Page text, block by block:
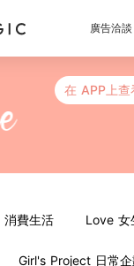
廣告洽談
在 APP上查
費生活 Love 女
Girl's Project 日常企